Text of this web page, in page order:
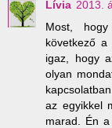
Lívia 2013.
Most,
következő
igaz, hogy
olyan
az egyikkel
marad. Én